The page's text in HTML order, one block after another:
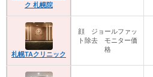
ク 札幌院
札幌TAクリニック
顔 ジョールファッ
ト除去 モニター価
格